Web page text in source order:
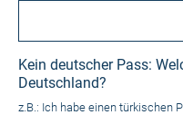
Kein deutscher Pass:
Deutschland?
z.B.: Ich habe einen türkischen